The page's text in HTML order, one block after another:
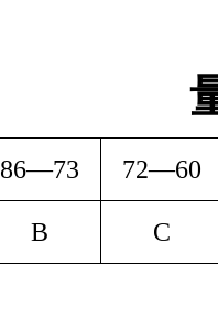
86—73 72—60
B C